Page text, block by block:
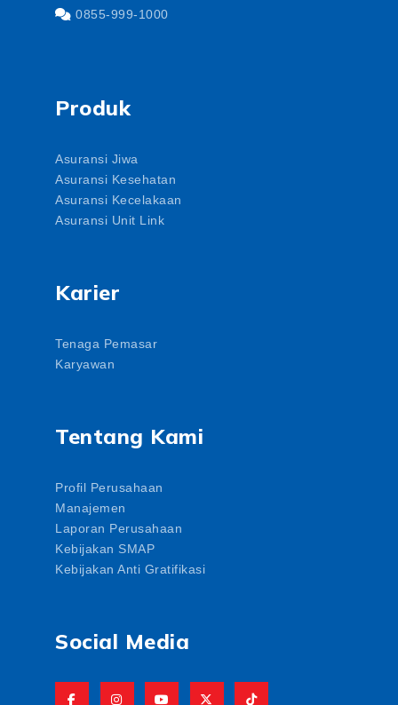
0855-999-1000
Produk
Asuransi Jiwa
Asuransi Kesehatan
Asuransi Kecelakaan
Asuransi Unit Link
Karier
Tenaga Pemasar
Karyawan
Tentang Kami
Profil Perusahaan
Manajemen
Laporan Perusahaan
Kebijakan SMAP
Kebijakan Anti Gratifikasi
Social Media